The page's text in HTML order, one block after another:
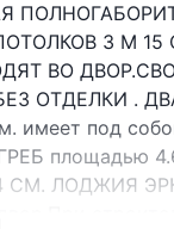
3 М 15
ВО
ОТДЕЛКИ .
имеет под
площадью
СМ. ЛОДЖИЯ